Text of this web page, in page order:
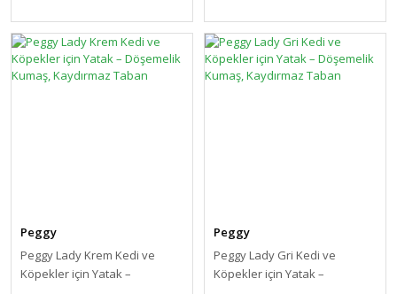
Peggy
Peggy Lady Krem Kedi ve
Köpekler için Yatak –
Peggy
Peggy Lady Gri Kedi ve
Köpekler için Yatak –